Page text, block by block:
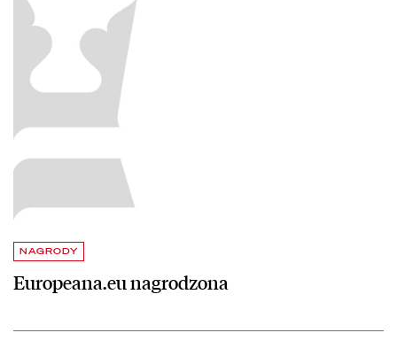
NAGRODY
Europeana.eu nagrodzona